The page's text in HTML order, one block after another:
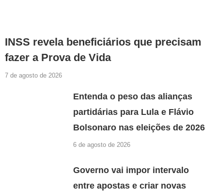
INSS revela beneficiários que precisam
fazer a Prova de Vida
7 de agosto de 2026
Entenda o peso das alianças
partidárias para Lula e Flávio
Bolsonaro nas eleições de 2026
6 de agosto de 2026
Governo vai impor intervalo
entre apostas e criar novas